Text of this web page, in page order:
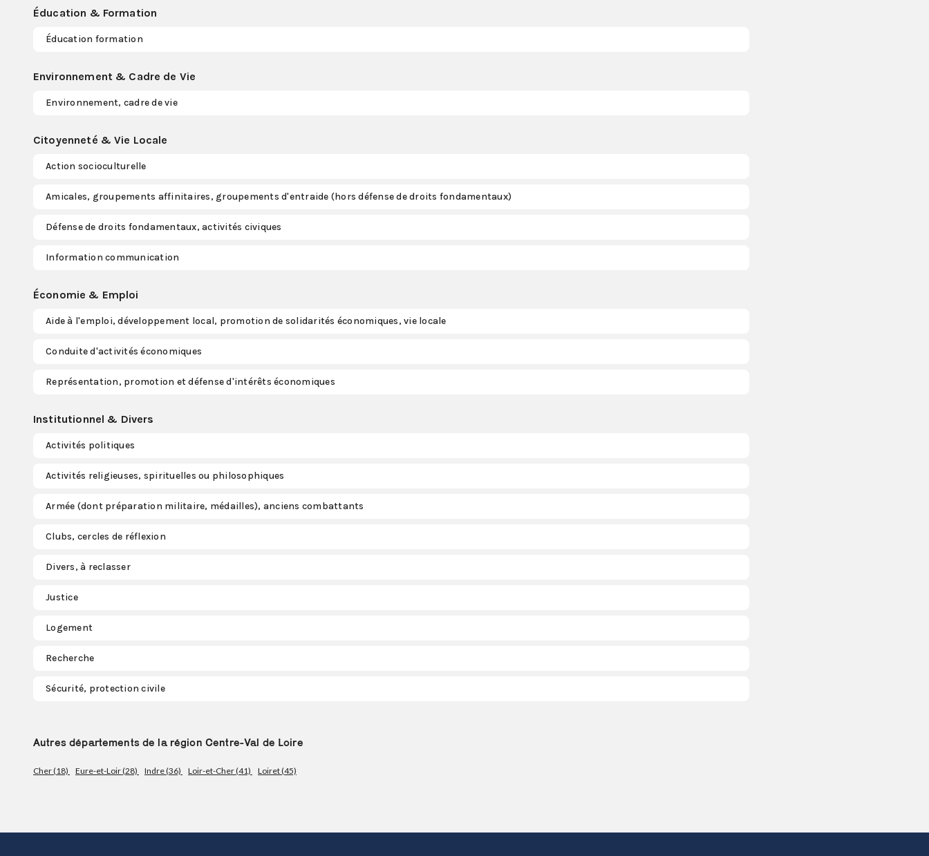
Éducation & Formation
Éducation formation
Environnement & Cadre de Vie
Environnement, cadre de vie
Citoyenneté & Vie Locale
Action socioculturelle
Amicales, groupements affinitaires, groupements d'entraide (hors défense de droits fondamentaux)
Défense de droits fondamentaux, activités civiques
Information communication
Économie & Emploi
Aide à l'emploi, développement local, promotion de solidarités économiques, vie locale
Conduite d'activités économiques
Représentation, promotion et défense d'intérêts économiques
Institutionnel & Divers
Activités politiques
Activités religieuses, spirituelles ou philosophiques
Armée (dont préparation militaire, médailles), anciens combattants
Clubs, cercles de réflexion
Divers, à reclasser
Justice
Logement
Recherche
Sécurité, protection civile
Autres départements de la région Centre-Val de Loire
Cher (18) Eure-et-Loir (28) Indre (36) Loir-et-Cher (41) Loiret (45)